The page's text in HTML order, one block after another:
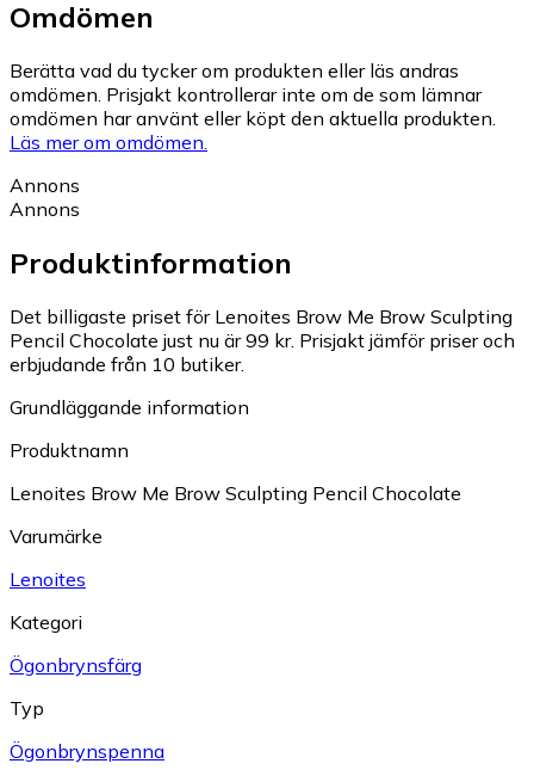
Omdömen
Berätta vad du tycker om produkten eller läs andras
omdömen. Prisjakt kontrollerar inte om de som lämnar
omdömen har använt eller köpt den aktuella produkten.
Läs mer om omdömen.
Annons
Annons
Produktinformation
Det billigaste priset för Lenoites Brow Me Brow Sculpting
Pencil Chocolate just nu är 99 kr. Prisjakt jämför priser och
erbjudande från 10 butiker.
Grundläggande information
Produktnamn
Lenoites Brow Me Brow Sculpting Pencil Chocolate
Varumärke
Lenoites
Kategori
Ögonbrynsfärg
Typ
Ögonbrynspenna